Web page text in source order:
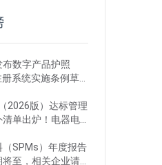
布数字产品护照
册系统实施条例草
2026版）达标管理
清单出炉！电器电
（SPMs）年度报告
至，相关企业请